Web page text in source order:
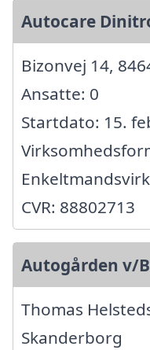
Autocare
Bizonvej 14,
Ansatte: 0
Startdato: 15.
CVR: 88802713
Autogården v/
Thomas
Skanderborg